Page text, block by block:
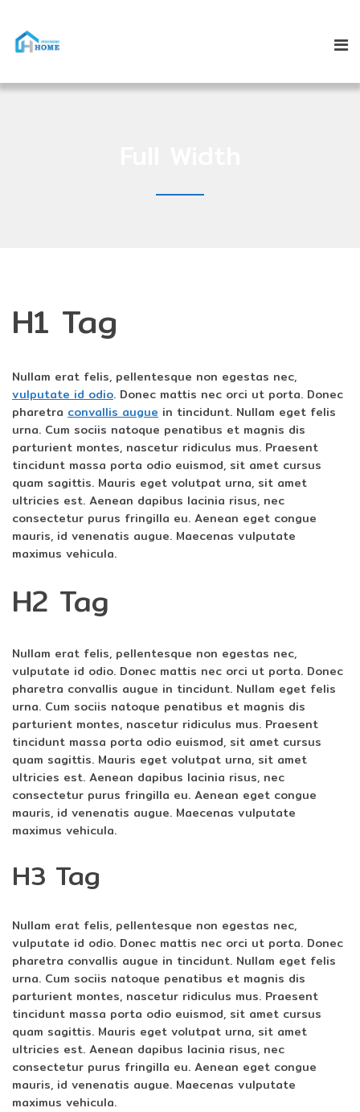
H1 Tag
Nullam erat felis, pellentesque non egestas nec,
vulputate id odio. Donec mattis nec orci ut porta. Donec
pharetra convallis augue in tincidunt. Nullam eget felis
urna. Cum sociis natoque penatibus et magnis dis
parturient montes, nascetur ridiculus mus. Praesent
tincidunt massa porta odio euismod, sit amet cursus
quam sagittis. Mauris eget volutpat urna, sit amet
ultricies est. Aenean dapibus lacinia risus, nec
consectetur purus fringilla eu. Aenean eget congue
mauris, id venenatis augue. Maecenas vulputate
maximus vehicula.
H2 Tag
Nullam erat felis, pellentesque non egestas nec,
vulputate id odio. Donec mattis nec orci ut porta. Donec
pharetra convallis augue in tincidunt. Nullam eget felis
urna. Cum sociis natoque penatibus et magnis dis
parturient montes, nascetur ridiculus mus. Praesent
tincidunt massa porta odio euismod, sit amet cursus
quam sagittis. Mauris eget volutpat urna, sit amet
ultricies est. Aenean dapibus lacinia risus, nec
consectetur purus fringilla eu. Aenean eget congue
mauris, id venenatis augue. Maecenas vulputate
maximus vehicula.
H3 Tag
Nullam erat felis, pellentesque non egestas nec,
vulputate id odio. Donec mattis nec orci ut porta. Donec
pharetra convallis augue in tincidunt. Nullam eget felis
urna. Cum sociis natoque penatibus et magnis dis
parturient montes, nascetur ridiculus mus. Praesent
tincidunt massa porta odio euismod, sit amet cursus
quam sagittis. Mauris eget volutpat urna, sit amet
ultricies est. Aenean dapibus lacinia risus, nec
consectetur purus fringilla eu. Aenean eget congue
mauris, id venenatis augue. Maecenas vulputate
maximus vehicula.